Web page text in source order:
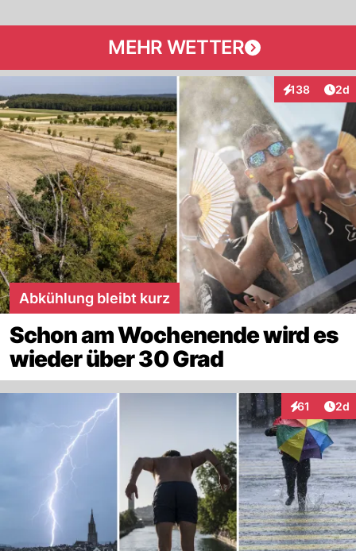
MEHR WETTER
138
Interaktionen
2d
Abkühlung bleibt kurz
Schon am Wochenende wird es
wieder über 30 Grad
61
Interaktionen
2d